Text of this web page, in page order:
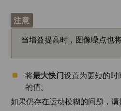
注意
当增益提高时，图像噪点也将
将最大快门设置为更短的时
的值。
如果仍存在运动模糊的问题，请